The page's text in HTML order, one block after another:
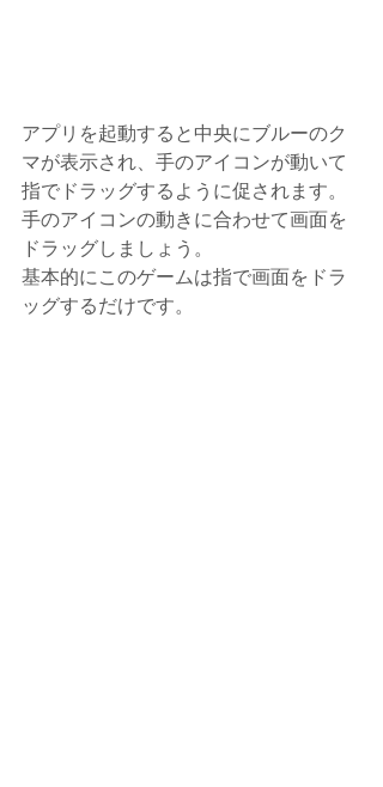
アプリを起動すると中央にブルーのク
マが表示され、手のアイコンが動いて
指でドラッグするように促されます。
手のアイコンの動きに合わせて画面を
ドラッグしましょう。
基本的にこのゲームは指で画面をドラ
ッグするだけです。